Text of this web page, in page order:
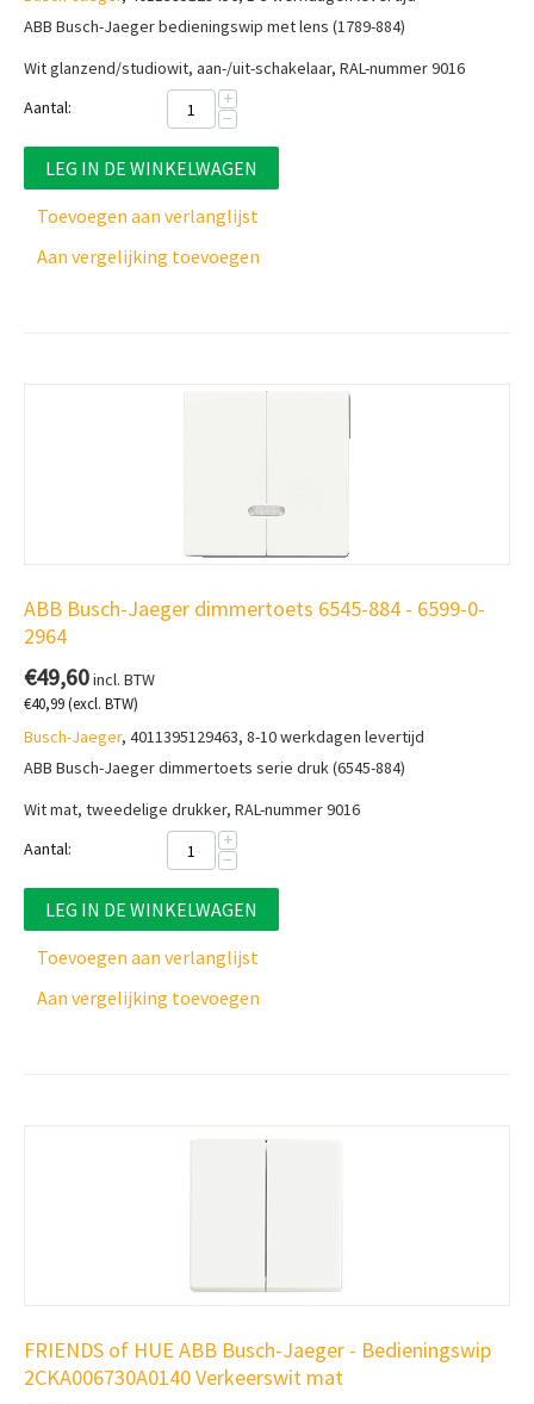
ABB Busch-Jaeger bedieningswip met lens (1789-884)
Wit glanzend/studiowit, aan-/uit-schakelaar, RAL-nummer 9016
Aantal:
+
−
LEG IN DE WINKELWAGEN
Toevoegen aan verlanglijst
Aan vergelijking toevoegen
ABB Busch-Jaeger dimmertoets 6545-884 - 6599-0-
2964
€49,60incl. BTW
€40,99(excl. BTW)
Busch-Jaeger, 4011395129463, 8-10 werkdagen levertijd
ABB Busch-Jaeger dimmertoets serie druk (6545-884)
Wit mat, tweedelige drukker, RAL-nummer 9016
Aantal:
+
−
LEG IN DE WINKELWAGEN
Toevoegen aan verlanglijst
Aan vergelijking toevoegen
FRIENDS of HUE ABB Busch-Jaeger - Bedieningswip
2CKA006730A0140 Verkeerswit mat